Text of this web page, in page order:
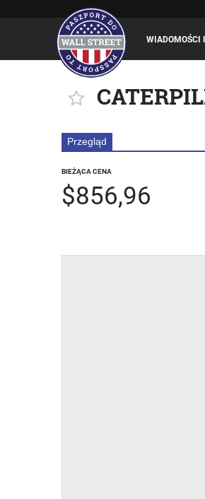
WIADOMOŚCI
Przegląd
BIEŻĄCA CENA
$856,96